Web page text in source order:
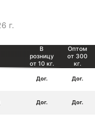
г.
В
розницу
от 10 кг.
Оптом
от 300
кг.
Дог. Дог.
Дог. Дог.